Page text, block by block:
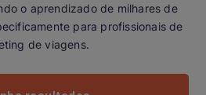
o aprendizado de milhares de
para profissionais de
de viagens.